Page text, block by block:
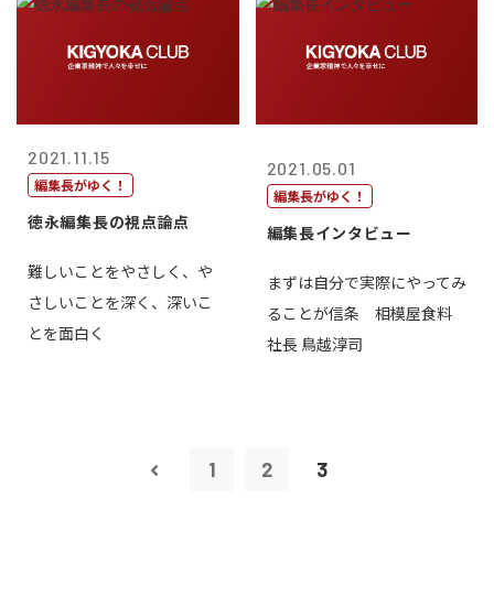
2021.11.15
編集長がゆく！
徳永編集長の視点論点
難しいことをやさしく、や
さしいことを深く、深いこ
とを面白く
2021.05.01
編集長がゆく！
編集長インタビュー
まずは自分で実際にやってみ
ることが信条 相模屋食料
社長 鳥越淳司
1 2 3